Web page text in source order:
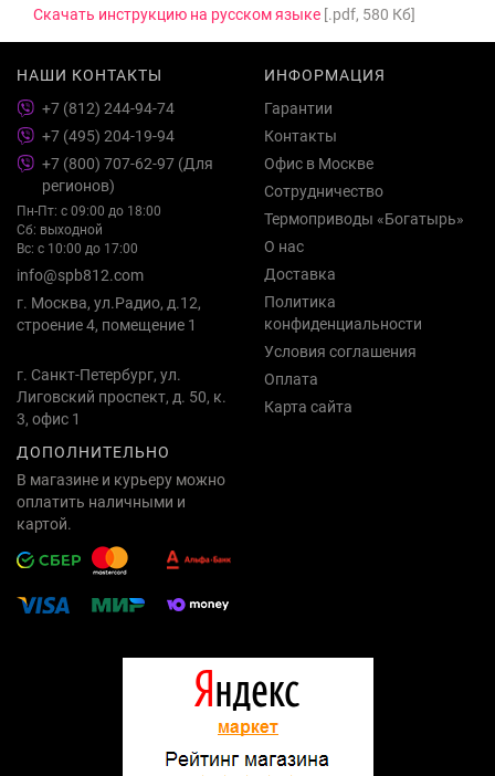
Скачать инструкцию на русском языке [.pdf, 580 Кб]
НАШИ КОНТАКТЫ
+7 (812) 244-94-74
+7 (495) 204-19-94
+7 (800) 707-62-97 (Для
регионов)
Пн-Пт: с 09:00 до 18:00
Сб: выходной
Вс: с 10:00 до 17:00
info@spb812.com
г. Москва, ул.Радио, д.12,
строение 4, помещение 1
г. Санкт-Петербург, ул.
Лиговский проспект, д. 50, к.
3, офис 1
ИНФОРМАЦИЯ
Гарантии
Контакты
Офис в Москве
Сотрудничество
Термоприводы «Богатырь»
О нас
Доставка
Политика
конфиденциальности
Условия соглашения
Оплата
Карта сайта
ДОПОЛНИТЕЛЬНО
В магазине и курьеру можно
оплатить наличными и
картой.